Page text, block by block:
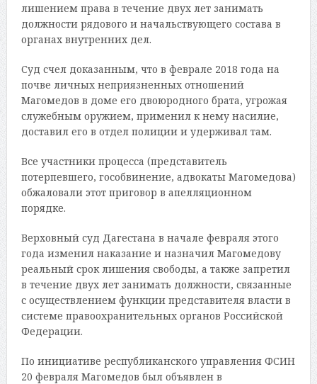
лишением права в течение двух лет занимать
должности рядового и начальствующего состава в
органах внутренних дел.
Суд счел доказанным, что в феврале 2018 года на
почве личных неприязненных отношений
Магомедов в доме его двоюродного брата, угрожая
служебным оружием, применил к нему насилие,
доставил его в отдел полиции и удерживал там.
Все участники процесса (представитель
потерпевшего, гособвинение, адвокаты Магомедова)
обжаловали этот приговор в апелляционном
порядке.
Верховный суд Дагестана в начале февраля этого
года изменил наказание и назначил Магомедову
реальный срок лишения свободы, а также запретил
в течение двух лет занимать должности, связанные
с осуществлением функции представителя власти в
системе правоохранительных органов Российской
Федерации.
По инициативе республиканского управления ФСИН
20 февраля Магомедов был объявлен в